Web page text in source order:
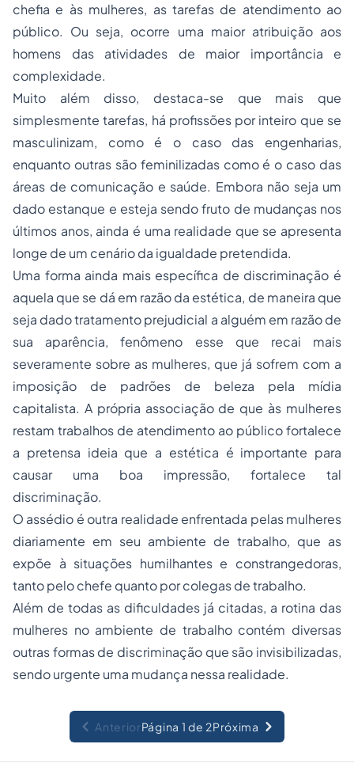
chefia e às mulheres, as tarefas de atendimento ao
público. Ou seja, ocorre uma maior atribuição aos
homens das atividades de maior importância e
complexidade.
Muito além disso, destaca-se que mais que
simplesmente tarefas, há profissões por inteiro que se
masculinizam, como é o caso das engenharias,
enquanto outras são feminilizadas como é o caso das
áreas de comunicação e saúde. Embora não seja um
dado estanque e esteja sendo fruto de mudanças nos
últimos anos, ainda é uma realidade que se apresenta
longe de um cenário da igualdade pretendida.
Uma forma ainda mais específica de discriminação é
aquela que se dá em razão da estética, de maneira que
seja dado tratamento prejudicial a alguém em razão de
sua aparência, fenômeno esse que recai mais
severamente sobre as mulheres, que já sofrem com a
imposição de padrões de beleza pela mídia
capitalista. A própria associação de que às mulheres
restam trabalhos de atendimento ao público fortalece
a pretensa ideia que a estética é importante para
causar uma boa impressão, fortalece tal
discriminação.
O assédio é outra realidade enfrentada pelas mulheres
diariamente em seu ambiente de trabalho, que as
expõe à situações humilhantes e constrangedoras,
tanto pelo chefe quanto por colegas de trabalho.
Além de todas as dificuldades já citadas, a rotina das
mulheres no ambiente de trabalho contém diversas
outras formas de discriminação que são invisibilizadas,
sendo urgente uma mudança nessa realidade.
AnteriorPágina 1 de 2Próxima